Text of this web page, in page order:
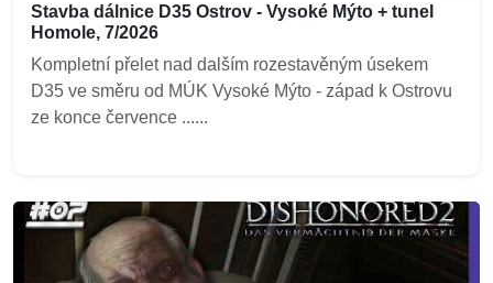
Stavba dálnice D35 Ostrov - Vysoké Mýto + tunel
Homole, 7/2026
Kompletní přelet nad dalším rozestavěným úsekem
D35 ve směru od MÚK Vysoké Mýto - západ k Ostrovu
ze konce července ......